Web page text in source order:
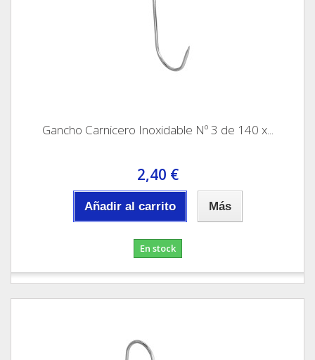
Gancho Carnicero Inoxidable Nº 3 de 140 x...
2,40 €
Añadir al carrito Más
En stock